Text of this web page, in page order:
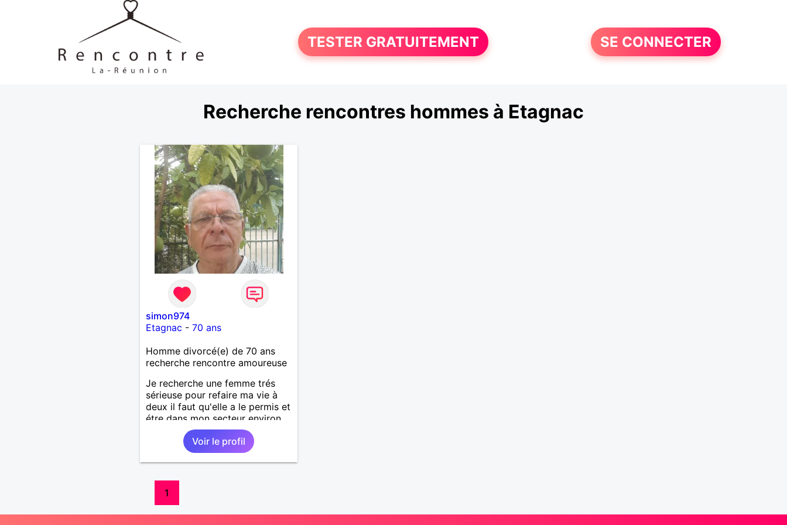
TESTER GRATUITEMENT SE CONNECTER
Recherche rencontres hommes à Etagnac
simon974
Etagnac - 70 ans
Homme divorcé(e) de 70 ans
recherche rencontre amoureuse
Je recherche une femme trés
sérieuse pour refaire ma vie à
deux il faut qu'elle a le permis et
étre dans mon secteur environ
100Km Une femme simple pas
compliqués et qui aime une vie
tranquille .
Voir le profil
1